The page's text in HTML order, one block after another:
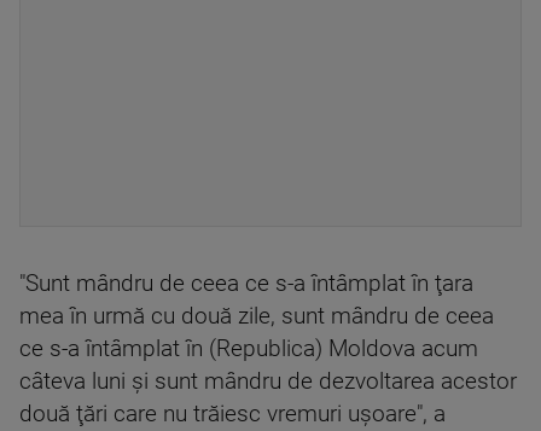
"Sunt mândru de ceea ce s-a întâmplat în ţara
mea în urmă cu două zile, sunt mândru de ceea
ce s-a întâmplat în (Republica) Moldova acum
câteva luni şi sunt mândru de dezvoltarea acestor
două ţări care nu trăiesc vremuri uşoare", a